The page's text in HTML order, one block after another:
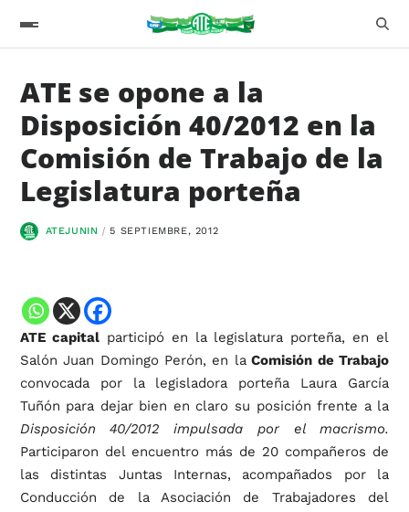
ATE se opone a la
Disposición 40/2012 en la
Comisión de Trabajo de la
Legislatura porteña
ATEJUNIN 5 SEPTIEMBRE, 2012
ATE capitalparticipó en la legislatura porteña, en el
Salón Juan Domingo Perón, en laComisión de Trabajo
convocada por la legisladora porteña Laura García
Tuñón para dejar bien en claro su posición frente a la
Disposición 40/2012 impulsada por el macrismo.
Participaron del encuentro más de 20 compañeros de
las distintas Juntas Internas, acompañados por la
Conducción de la Asociación de Trabajadores del